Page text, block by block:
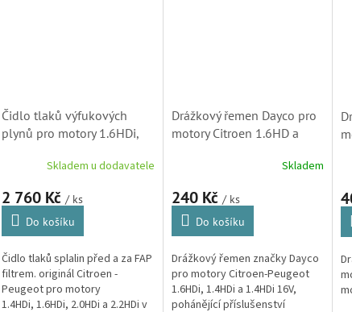
Čidlo tlaků výfukových
plynů pro motory 1.6HDi,
Citroen - Peugeot (1618Z9)
Skladem u dodavatele
2 760 Kč / ks
Do košíku
Čidlo tlaků splalin před a za FAP
filtrem. originál Citroen -
Peugeot pro motory
1.4HDi, 1.6HDi, 2.0HDi a 2.2HDi v
Drážkový řemen Dayco pro
motory Citroen 1.6HD a
Skladem
240 Kč / ks
Do košíku
Drážkový řemen značky Dayco
pro motory Citroen-Peugeot
1.6HDi, 1.4HDi a 1.4HDi 16V,
pohánějící příslušenství